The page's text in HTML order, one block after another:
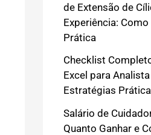
de Extensão de
Experiência: Como
Prática
Checklist
Excel para
Estratégias
Salário de
Quanto Ganhar e